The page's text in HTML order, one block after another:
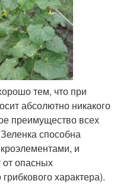
тем, что при
абсолютно никакого
преимущество всех
способна
и
от опасных
характера).